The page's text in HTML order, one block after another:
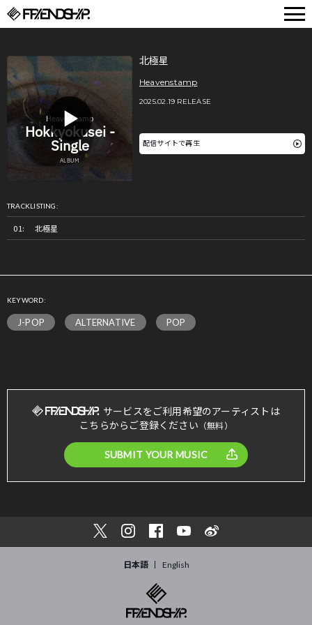
北極星
Heavenstamp
2025.02.19 RELEASE
配信サイトで再生
TRACKLISTING:
北極星
KEYWORD:
J-POP ALTERNATIVE POP
サービスをご利用希望のアーティストは
こちらからご登録ください （無料）
SUBMIT YOUR MUSIC
日本語 English